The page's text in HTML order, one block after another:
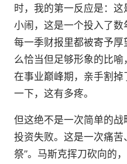
时，我的第一反应是：
小闹，这是一个投入了
每一季财报里都被寄予厚
么恰当但足够形象的比喻
在事业巅峰期，亲手割
一下，这有多疼。
但这绝不是一次简单的
投资失败。这是一次痛苦
祭”。马斯克挥刀砍向的